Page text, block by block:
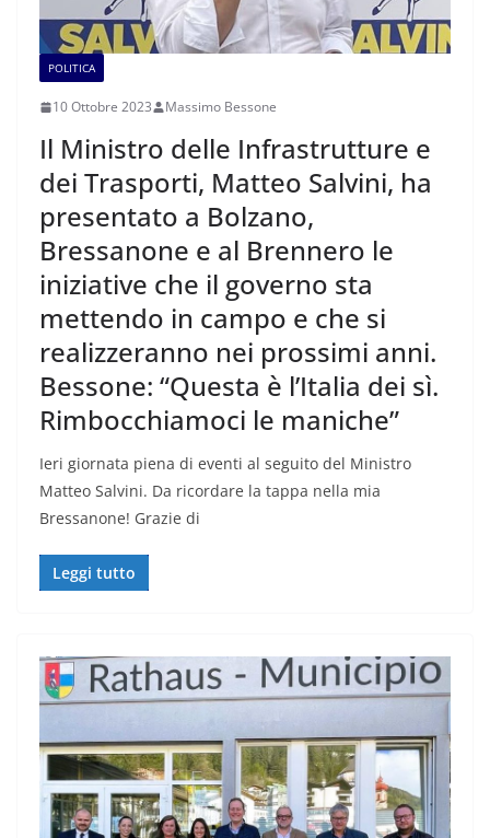
POLITICA
10 Ottobre 2023 Massimo Bessone
Il Ministro delle Infrastrutture e
dei Trasporti, Matteo Salvini, ha
presentato a Bolzano,
Bressanone e al Brennero le
iniziative che il governo sta
mettendo in campo e che si
realizzeranno nei prossimi anni.
Bessone: “Questa è l’Italia dei sì.
Rimbocchiamoci le maniche”
Ieri giornata piena di eventi al seguito del Ministro
Matteo Salvini. Da ricordare la tappa nella mia
Bressanone! Grazie di
Leggi tutto